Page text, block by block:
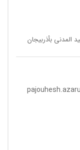
المدنی بأذربیجان